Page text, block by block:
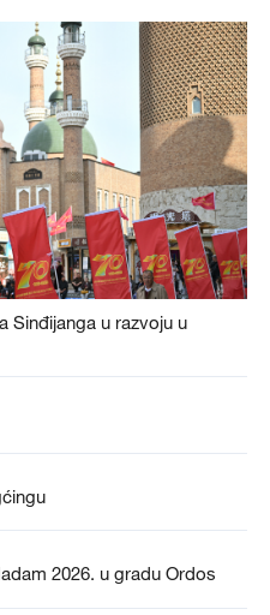
Sinđijanga u razvoju u
2026. u gradu Ordos